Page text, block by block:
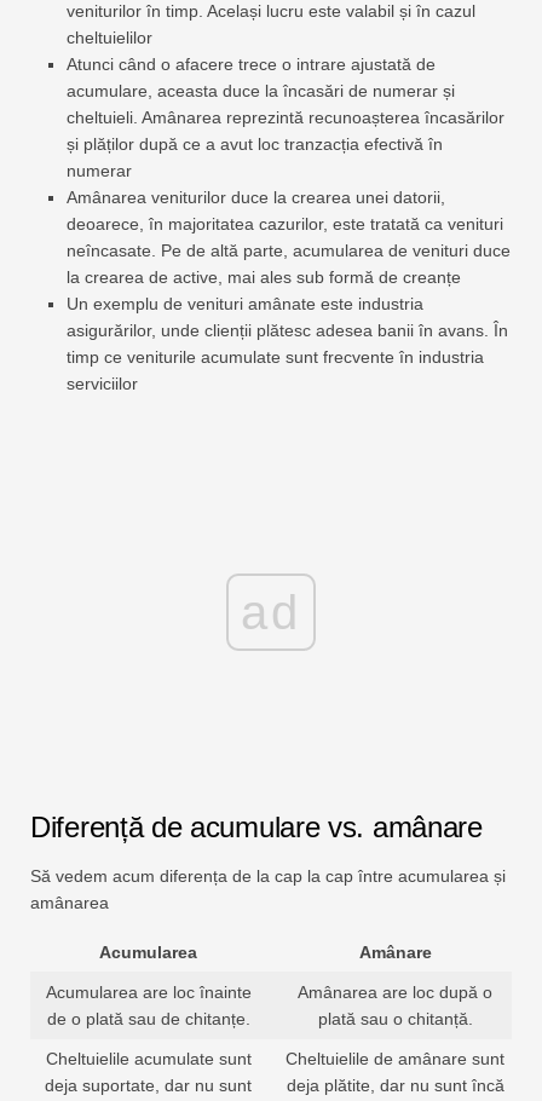
veniturilor în timp. Același lucru este valabil și în cazul
cheltuielilor
Atunci când o afacere trece o intrare ajustată de
acumulare, aceasta duce la încasări de numerar și
cheltuieli. Amânarea reprezintă recunoașterea încasărilor
și plăților după ce a avut loc tranzacția efectivă în
numerar
Amânarea veniturilor duce la crearea unei datorii,
deoarece, în majoritatea cazurilor, este tratată ca venituri
neîncasate. Pe de altă parte, acumularea de venituri duce
la crearea de active, mai ales sub formă de creanțe
Un exemplu de venituri amânate este industria
asigurărilor, unde clienții plătesc adesea banii în avans. În
timp ce veniturile acumulate sunt frecvente în industria
serviciilor
ad
Diferență de acumulare vs. amânare
Să vedem acum diferența de la cap la cap între acumularea și
amânarea
Acumularea Amânare
Acumularea are loc înainte
de o plată sau de chitanțe.
Amânarea are loc după o
plată sau o chitanță.
Cheltuielile acumulate sunt
deja suportate, dar nu sunt
Cheltuielile de amânare sunt
deja plătite, dar nu sunt încă